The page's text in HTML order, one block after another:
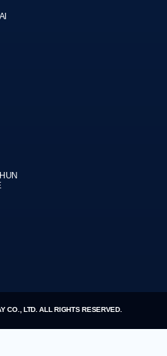
CO., LTD. ALL RIGHTS RESERVED.